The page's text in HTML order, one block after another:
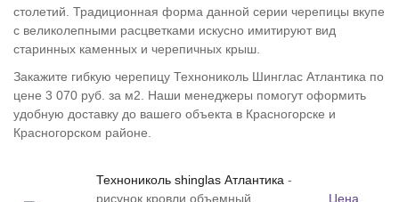
столетий. Традиционная форма данной серии черепицы вкупе
с великолепными расцветками искусно имитируют вид
старинных каменных и черепичных крыш.
Закажите гибкую черепицу Технониколь Шинглас Атлантика по
цене 3 070 руб. за м2. Наши менеджеры помогут оформить
удобную доставку до вашего объекта в Красногорске и
Красногорском районе.
Технониколь shinglas Атлантика -
рисунок кровли объемный,
Цена